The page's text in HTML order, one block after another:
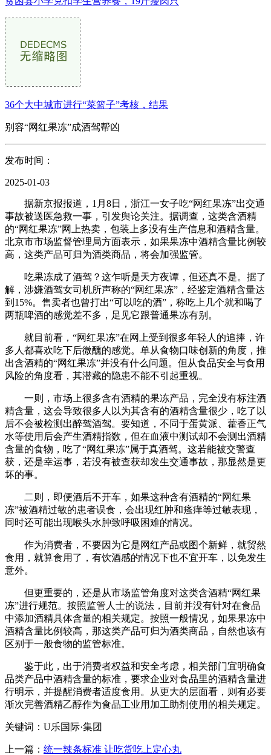
36个大中城市进行“菜篮子”考核，结果
别容“网红果冻”成酒驾帮凶
发布时间：
2025-01-03
据新京报报道，1月8日，浙江一女子吃“网红果冻”出交通
事故被送医急救一事，引发舆论关注。据调查，这类含酒精
的“网红果冻”网上热卖，包装上多没有生产信息和酒精含量。
北京市市场监督管理局方面表示，如果果冻中酒精含量比例较
高，这类产品可归为酒类商品，将会加强监管。
吃果冻成了酒驾？这乍听是天方夜谭，但还真不是。据了
解，涉嫌酒驾女司机所声称的“网红果冻”，经鉴定酒精含量达
到15%。售卖者也曾打出“可以吃的酒”，称吃上几个就和喝了
两瓶啤酒的感觉差不多，足见它跟普通果冻有别。
就目前看，“网红果冻”在网上受到很多年轻人的追捧，许
多人都喜欢吃下后微醺的感觉。单从食物口味创新的角度，推
出含酒精的“网红果冻”并没有什么问题。但从食品安全与食用
风险的角度看，其潜藏的隐患不能不引起重视。
一则，市场上很多含有酒精的果冻产品，完全没有标注酒
精含量，这会导致很多人以为其含有的酒精含量很少，吃了以
后不会被检测出醉驾酒驾。要知道，不同于蛋黄派、藿香正气
水等使用后会产生酒精指数，但在血液中测试却不会测出酒精
含量的食物，吃了“网红果冻”属于真酒驾。这若能被交警查
获，还是幸运事，若没有被查获却发生交通事故，那显然是更
坏的事。
二则，即便酒后不开车，如果这种含有酒精的“网红果
冻”被酒精过敏的患者误食，会出现红肿和瘙痒等过敏表现，
同时还可能出现喉头水肿致呼吸困难的情况。
作为消费者，不要因为它是网红产品或图个新鲜，就贸然
食用，就算食用了，有饮酒感的情况下也不宜开车，以免发生
意外。
但更重要的，还是从市场监管角度对这类含酒精“网红果
冻”进行规范。按照监管人士的说法，目前并没有针对在食品
中添加酒精具体含量的相关规定。按照一般情况，如果果冻中
酒精含量比例较高，那这类产品可归为酒类商品，自然也该有
区别于一般食物的监管标准。
鉴于此，出于消费者权益和安全考虑，相关部门宜明确食
品类产品中酒精含量的标准，要求企业对食品里的酒精含量进
行明示，并提醒消费者适度食用。从更大的层面看，则有必要
渐次完善酒精乙醇作为食品工业用加工助剂使用的相关规定。
关键词：U乐国际·集团
上一篇： 统一辣条标准 让吃货吃上定心丸